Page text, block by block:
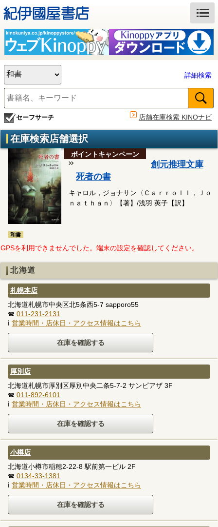
詳細検索
セーフサーチ 店舗在庫検索 KINOナビ
在庫検索店舗選択
和書
ポイントキャンペーン
創元推理文庫
死者の書
キャロル，ジョナサン〈Ｃａｒｒｏｌｌ，Ｊｏ
ｎａｔｈａｎ〉【著】/浅羽 莢子【訳】
GPSを利用できませんでした。端末の設定を確認してください。
北海道
札幌本店
北海道札幌市中央区北5条西5-7 sapporo55
☎ 011-231-2131
ℹ 営業時間・店休日・アクセス情報はこちら
厚別店
北海道札幌市厚別区厚別中央二条5-7-2 サンピアザ 3F
☎ 011-892-6101
ℹ 営業時間・店休日・アクセス情報はこちら
小樽店
北海道小樽市稲穂2-22-8 駅前第一ビル 2F
☎ 0134-33-1381
ℹ 営業時間・店休日・アクセス情報はこちら